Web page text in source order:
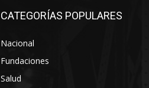
CATEGORÍAS POPULARES
Nacional
Fundaciones
Salud